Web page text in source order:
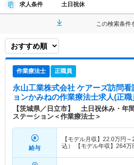
求人条件 土日祝休
この検索条件
作業療法士 正職員
永山工業株式会社 ケアーズ訪問
ョンかみねの作業療法士求人(正職
【茨城県／日立市】 土日祝休み・年
ステーション＜作業療法士＞
給与
【モデル月収】 22.0万円～
込） 【モデル年収】 264万